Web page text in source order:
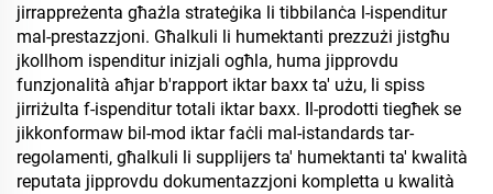
jirrappreżenta għażla strateġika li tibbilanċa l-ispenditur
mal-prestazzjoni. Għalkuli li humektanti prezzużi jistgħu
jkollhom ispenditur inizjali ogħla, huma jipprovdu
funzjonalità aħjar b'rapport iktar baxx ta' użu, li spiss
jirriżulta f-ispenditur totali iktar baxx. Il-prodotti tiegħek se
jikkonformaw bil-mod iktar faċli mal-istandards tar-
regolamenti, għalkuli li supplijers ta' humektanti ta' kwalità
reputata jipprovdu dokumentazzjoni kompletta u kwalità